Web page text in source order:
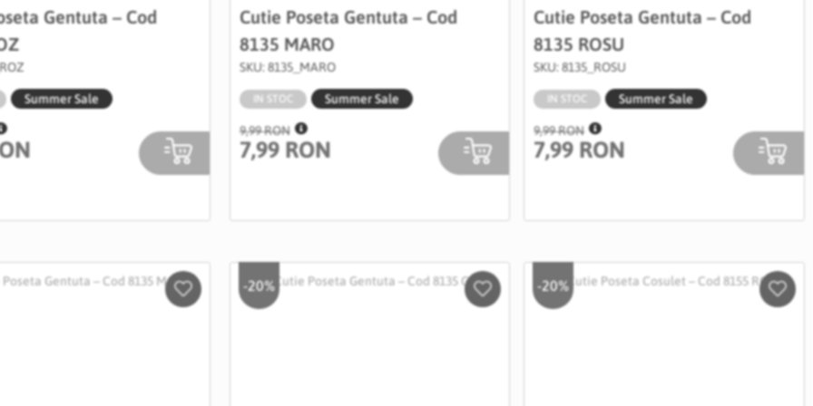
Gentuta – Cod
Summer Sale
Cutie Poseta Gentuta – Cod
8135 MARO
SKU: 8135_MARO
IN STOC Summer Sale
9,99 RON
7,99 RON
Cutie Poseta Gentuta – Cod
8135 ROSU
SKU: 8135_ROSU
IN STOC Summer Sale
9,99 RON
7,99 RON
Salveaza
-20%
Salveaza
-20%